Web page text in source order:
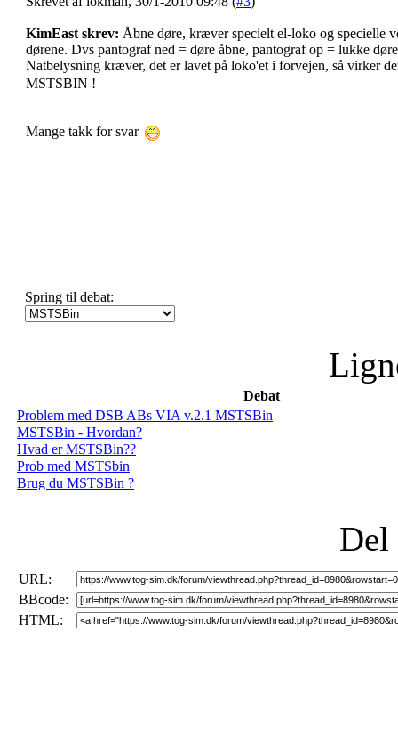
KimEast skrev: Åbne døre, kræver specielt el-loko og specielle
dørene. Dvs pantograf ned = døre åbne, pantograf op = lukke
Natbelysning kræver, det er lavet på loko'et i forvejen, så virker
MSTSBIN !
Mange takk for svar
Spring til debat:
Debat
Problem med DSB ABs VIA v.2.1 MSTSBin
MSTSBin - Hvordan?
Hvad er MSTSBin??
Prob med MSTSbin
Brug du MSTSBin ?
Del
URL:
BBcode:
HTML: